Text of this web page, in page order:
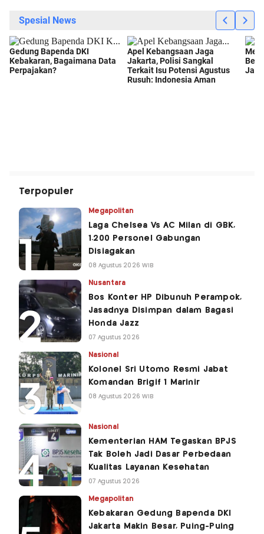
Terpopuler
Megapolitan
Laga Chelsea Vs AC Milan di GBK,
1.200 Personel Gabungan
Disiagakan
08 Agustus 2026 WIB
Nusantara
Bos Konter HP Dibunuh Perampok,
Jasadnya Disimpan dalam Bagasi
Honda Jazz
07 Agustus 2026
Nasional
Kolonel Sri Utomo Resmi Jabat
Komandan Brigif 1 Marinir
08 Agustus 2026 WIB
Nasional
Kementerian HAM Tegaskan BPJS
Tak Boleh Jadi Dasar Perbedaan
Kualitas Layanan Kesehatan
07 Agustus 2026
Megapolitan
Kebakaran Gedung Bapenda DKI
Jakarta Makin Besar, Puing-Puing